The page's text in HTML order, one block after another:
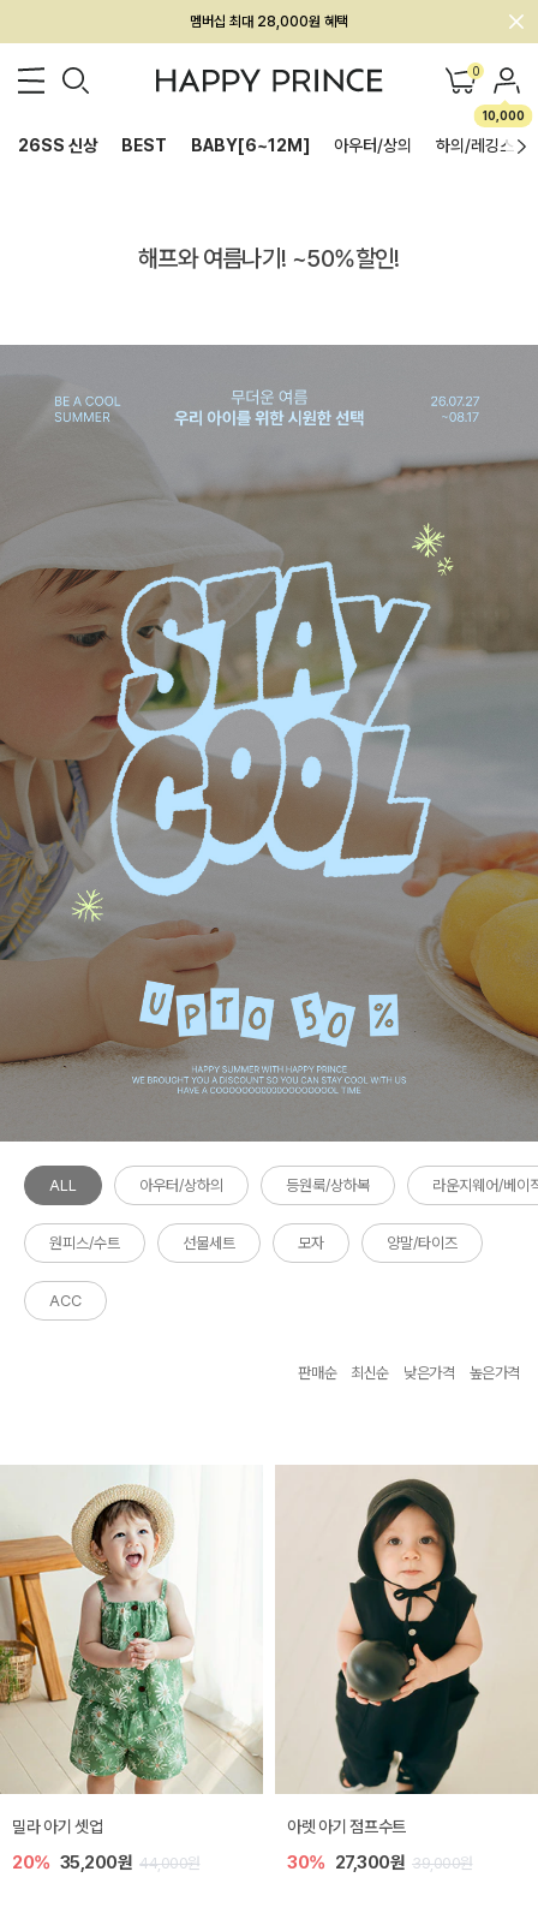
멤버십 최대 28,000원 혜택
0
10,000
26SS 신상 BEST BABY[6~12M] 아우터/상의 하의/레깅스
해프와 여름나기! ~50%할인!
ALL 아우터/상하의 등원룩/상하복 라운지웨어/베이
원피스/수트 선물세트 모자 양말/타이즈
ACC
판매순 최신순 낮은가격 높은가격
밀라 아기 셋업
20% 35,200원 44,000원
아렛 아기 점프수트
30% 27,300원 39,000원